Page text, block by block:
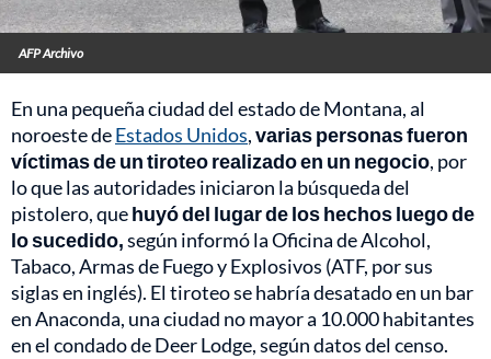
AFP Archivo
En una pequeña ciudad del estado de Montana, al
noroeste deEstados Unidos,varias personas fueron
víctimas de un tiroteo realizado en un negocio, por
lo que las autoridades iniciaron la búsqueda del
pistolero, quehuyó del lugar de los hechos luego de
lo sucedido,según informó la Oficina de Alcohol,
Tabaco, Armas de Fuego y Explosivos (ATF, por sus
siglas en inglés). El tiroteo se habría desatado en un bar
en Anaconda, una ciudad no mayor a 10.000 habitantes
en el condado de Deer Lodge, según datos del censo.